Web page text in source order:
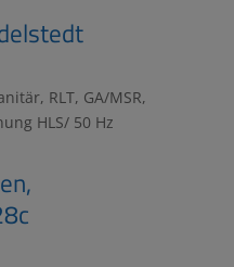
RLT, GA/MSR,
HLS/ 50 Hz